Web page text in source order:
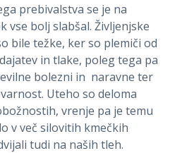
prebivalstva se je na
vse bolj slabšal. Življenjske
bile težke, ker so plemiči od
in tlake, poleg tega pa
bolezni in naravne ter
Uteho so deloma
vrenje pa je temu
v več silovitih kmečkih
tudi na naših tleh.